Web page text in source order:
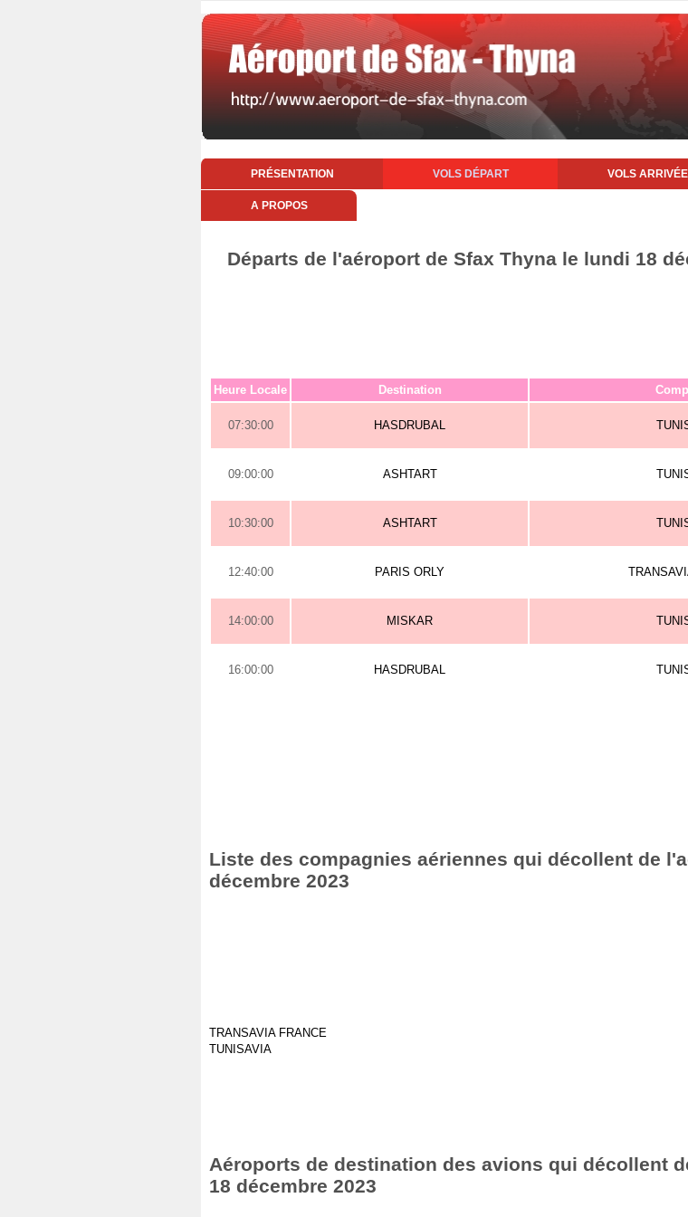
PRÉSENTATION VOLS DÉPART VOLS ARRIVÉE
A PROPOS
Départs de l'aéroport de Sfax Thyna le lundi 18
Heure Locale Destination
07:30:00 HASDRUBAL
09:00:00 ASHTART
10:30:00 ASHTART
12:40:00 PARIS ORLY
14:00:00 MISKAR
16:00:00 HASDRUBAL
Liste des compagnies aériennes qui décollent de
décembre 2023
TRANSAVIA FRANCE
TUNISAVIA
Aéroports de destination des avions qui décollent
18 décembre 2023